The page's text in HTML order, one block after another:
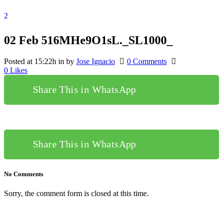
02 Feb 516MHe9O1sL._SL1000_
Posted at 15:22h in by Jose Ignacio
0 Comments
0 Likes
Share This in WhatsApp
Share This in WhatsApp
No Comments
Sorry, the comment form is closed at this time.